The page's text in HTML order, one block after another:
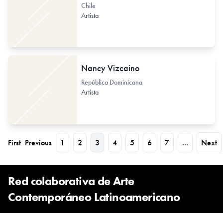
Chile
Artista
Nancy Vizcaino
República Dominicana
Artista
First Previous 1 2 3 4 5 6 7 ... Next
Red colaborativa de Arte
Contemporáneo Latinoamericano